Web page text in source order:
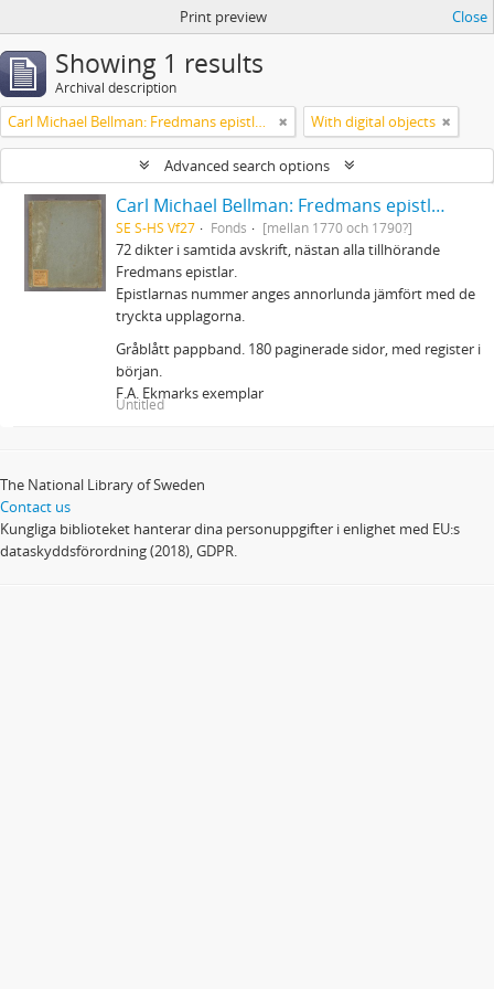
Print preview Close
Showing 1 results
Archival description
Carl Michael Bellman: Fredmans epistlar m.m. With digital objects
Advanced search options
Carl Michael Bellman: Fredmans epistlar m.m.
SE S-HS Vf27 Fonds [mellan 1770 och 1790?]
72 dikter i samtida avskrift, nästan alla tillhörande
Fredmans epistlar.
Epistlarnas nummer anges annorlunda jämfört med de
tryckta upplagorna.
Gråblått pappband. 180 paginerade sidor, med register i
början.
F.A. Ekmarks exemplar
Untitled
The National Library of Sweden
Contact us
Kungliga biblioteket hanterar dina personuppgifter i enlighet med EU:s
dataskyddsförordning (2018), GDPR.